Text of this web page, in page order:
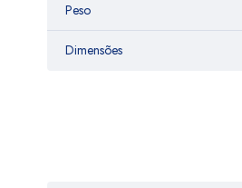
Peso
Dimensões